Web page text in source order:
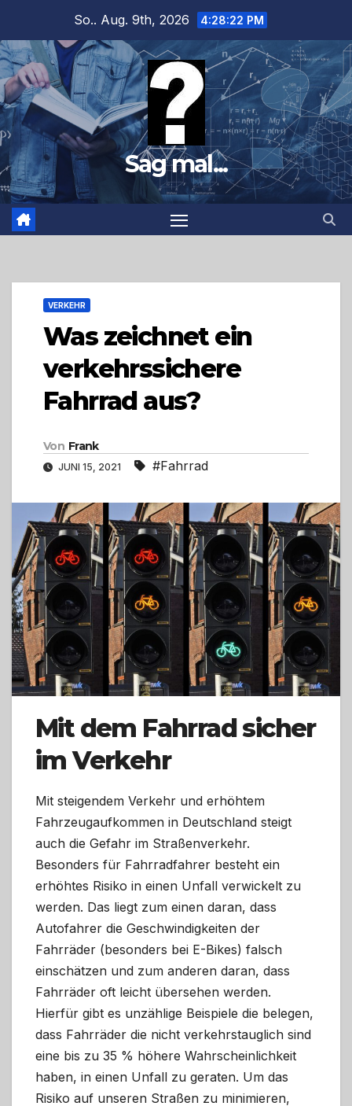
springen
So.. Aug. 9th, 2026 4:28:23 PM
Sag mal...
VERKEHR
Was zeichnet ein
verkehrssichere
Fahrrad aus?
Von Frank
JUNI 15, 2021 #Fahrrad
Mit dem Fahrrad sicher
im Verkehr
Mit steigendem Verkehr und erhöhtem
Fahrzeugaufkommen in Deutschland steigt
auch die Gefahr im Straßenverkehr.
Besonders für Fahrradfahrer besteht ein
erhöhtes Risiko in einen Unfall verwickelt zu
werden. Das liegt zum einen daran, dass
Autofahrer die Geschwindigkeiten der
Fahrräder (besonders bei E-Bikes) falsch
einschätzen und zum anderen daran, dass
Fahrräder oft leicht übersehen werden.
Hierfür gibt es unzählige Beispiele die belegen,
dass Fahrräder die nicht verkehrstauglich sind
eine bis zu 35 % höhere Wahrscheinlichkeit
haben, in einen Unfall zu geraten. Um das
Risiko auf unseren Straßen zu minimieren,